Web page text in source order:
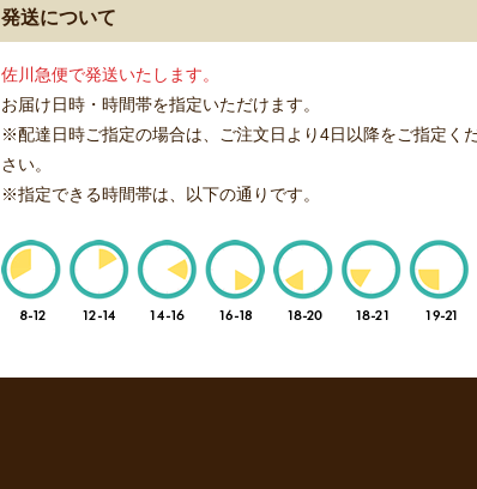
発送について
佐川急便で発送いたします。
お届け日時・時間帯を指定いただけます。
※配達日時ご指定の場合は、ご注文日より4日以降をご指定く
さい。
※指定できる時間帯は、以下の通りです。